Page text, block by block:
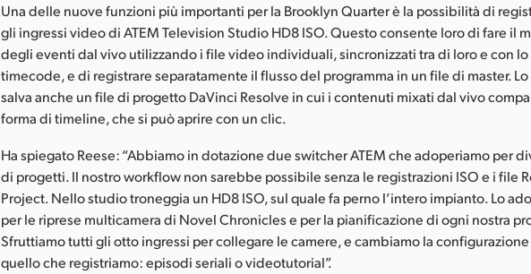
Una delle nuove funzioni più importanti per la Brooklyn Quarter è la possibilità di
gli ingressi video di ATEM Television Studio HD8 ISO. Questo consente loro di fare il
degli eventi dal vivo utilizzando i file video individuali, sincronizzati tra di loro e con lo
timecode, e di registrare separatamente il flusso del programma in un file di master.
salva anche un file di progetto DaVinci Resolve in cui i contenuti mixati dal vivo
forma di timeline, che si può aprire con un clic.
Ha spiegato Reese: “Abbiamo in dotazione due switcher ATEM che adoperiamo per
di progetti. Il nostro workflow non sarebbe possibile senza le registrazioni ISO e i file
Project. Nello studio troneggia un HD8 ISO, sul quale fa perno l’intero impianto. Lo
per le riprese multicamera di Novel Chronicles e per la pianificazione di ogni nostra
Sfruttiamo tutti gli otto ingressi per collegare le camere, e cambiamo la
quello che registriamo: episodi seriali o videotutorial”.